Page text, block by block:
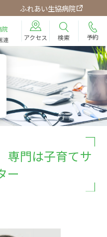
ふれあい生協病院
院
アクセス
検索 予約
門は子育てサ
ー